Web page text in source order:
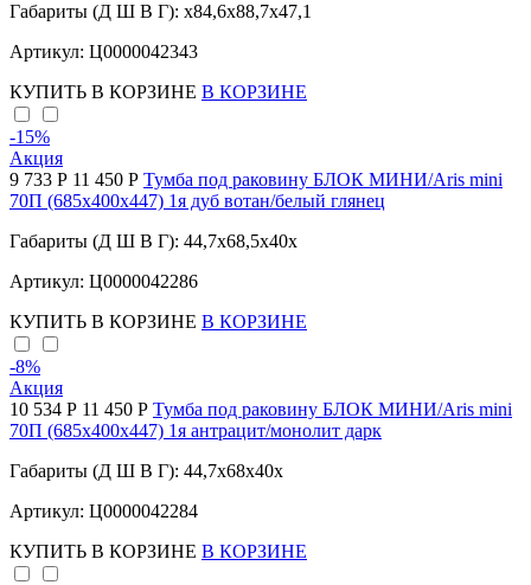
Габариты (Д Ш В Г): x84,6x88,7x47,1
Артикул: Ц0000042343
КУПИТЬ В КОРЗИНЕ В КОРЗИНЕ
-15%
Акция
9 733 Р 11 450 Р Тумба под раковину БЛОК МИНИ/Aris mini
70П (685х400х447) 1я дуб вотан/белый глянец
Габариты (Д Ш В Г): 44,7x68,5x40x
Артикул: Ц0000042286
КУПИТЬ В КОРЗИНЕ В КОРЗИНЕ
-8%
Акция
10 534 Р 11 450 Р Тумба под раковину БЛОК МИНИ/Aris mini
70П (685х400х447) 1я антрацит/монолит дарк
Габариты (Д Ш В Г): 44,7x68x40x
Артикул: Ц0000042284
КУПИТЬ В КОРЗИНЕ В КОРЗИНЕ